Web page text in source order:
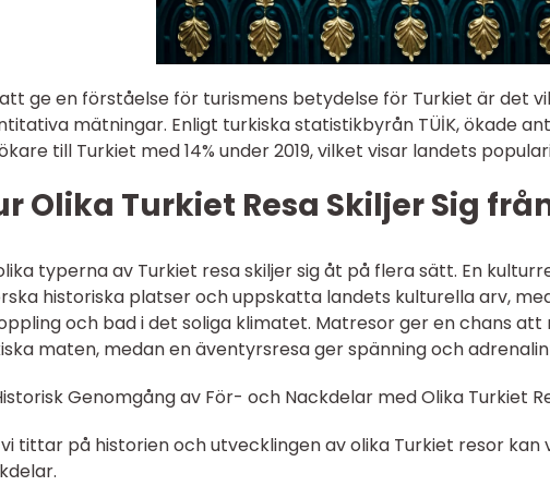
ge en förståelse för turismens betydelse för Turkiet är det
mätningar. Enligt turkiska statistikbyrån TÜİK, ökade
till Turkiet med 14% under 2019, vilket visar landets
Olika Turkiet Resa Skiljer Sig
typerna av Turkiet resa skiljer sig åt på flera sätt. En
historiska platser och uppskatta landets kulturella arv,
och bad i det soliga klimatet. Matresor ger en chans att
maten, medan en äventyrsresa ger spänning och
Genomgång av För- och Nackdelar med Olika Turkiet
tittar på historien och utvecklingen av olika Turkiet resor